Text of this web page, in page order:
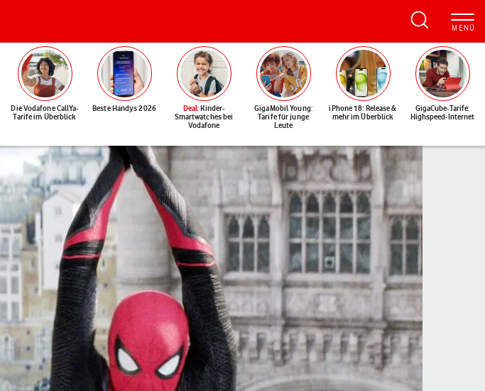
Die Vodafone CallYa-
Tarife im Überblick
Beste Handys 2026 Deal: Kinder-
Smartwatches bei
Vodafone
GigaMobil Young:
Tarife für junge
Leute
iPhone 18: Release &
mehr im Überblick
GigaCube-Tarife:
Highspeed-Internet